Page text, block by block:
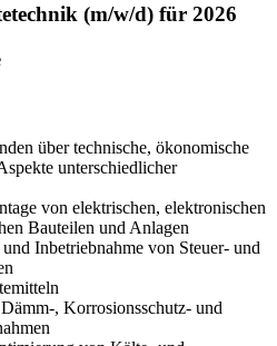
(m/w/d) für 2026
über technische, ökonomische
unterschiedlicher
von elektrischen, elektronischen
Bauteilen und Anlagen
Inbetriebnahme von Steuer- und
, Korrosionsschutz- und